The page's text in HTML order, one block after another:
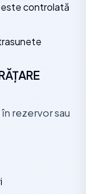
este controlată
rezervor sau